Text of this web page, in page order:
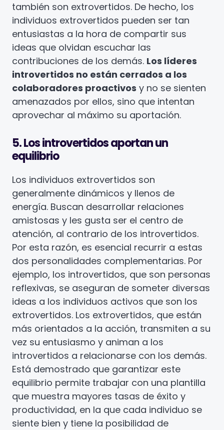
también son extrovertidos. De hecho, los
individuos extrovertidos pueden ser tan
entusiastas a la hora de compartir sus
ideas que olvidan escuchar las
contribuciones de los demás. Los líderes
introvertidos no están cerrados a los
colaboradores proactivos y no se sienten
amenazados por ellos, sino que intentan
aprovechar al máximo su aportación.
5. Los introvertidos aportan un
equilibrio
Los individuos extrovertidos son
generalmente dinámicos y llenos de
energía. Buscan desarrollar relaciones
amistosas y les gusta ser el centro de
atención, al contrario de los introvertidos.
Por esta razón, es esencial recurrir a estas
dos personalidades complementarias. Por
ejemplo, los introvertidos, que son personas
reflexivas, se aseguran de someter diversas
ideas a los individuos activos que son los
extrovertidos. Los extrovertidos, que están
más orientados a la acción, transmiten a su
vez su entusiasmo y animan a los
introvertidos a relacionarse con los demás.
Está demostrado que garantizar este
equilibrio permite trabajar con una plantilla
que muestra mayores tasas de éxito y
productividad, en la que cada individuo se
siente bien y tiene la posibilidad de